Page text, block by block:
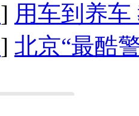
] 用车到养
] 北京“最酷